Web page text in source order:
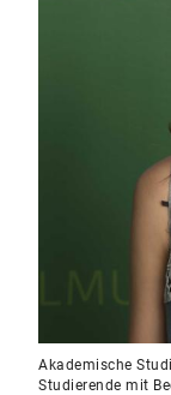
Akademische
Studierende mit